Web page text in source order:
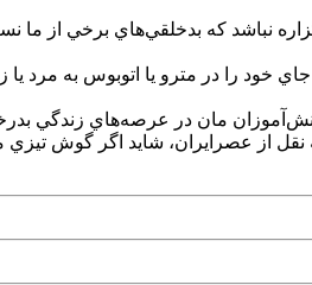
نباشد که بدخلقي‌هاي برخي از
جاي خود را در مترو يا اتوبوس به مرد
مان در عرصه‌هاي زندگي
نقل از عصرايران، شايد اگر گوش